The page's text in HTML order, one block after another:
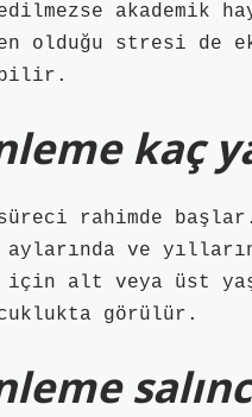
akademik
olduğu stresi de
kaç
süreci rahimde
ve
alt veya üst
görülür.